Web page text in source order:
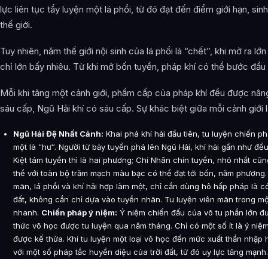
lực liên tục tẩy luyện một lá phổi, từ đó đạt đến điểm giới hạn,
thế giới.
Tuy nhiên, năm thế giới nội sinh của lá phổi là “chết”, khi mở ra
chỉ lớn bấy nhiêu. Từ khi mở bốn tuyền, pháp khí có thể bước
Mỗi khi tăng một cảnh giới, phẩm cấp của pháp khí đều được
sáu cấp, Ngũ Hải khí có sáu cấp. Sự khác biệt giữa mỗi cảnh giới
Ngũ Hải Đệ Nhất Cảnh: Khai phá khí hải đầu tiên, tu luyện chiến
một là “hư”. Người từ bảy tuyền phá lên Ngũ Hải, khí hải gần như
Kiệt tám tuyền thì là hai phương; Chí Nhân chín tuyền, nhỏ nhất
thể với toàn bộ trăm mạch màu bạc có thể đạt tới bốn, năm
mãn, lá phổi và khí hải hợp làm một, chỉ cần dùng hô hấp pháp là
đất, không cần chỉ dựa vào tuyền nhãn. Tu luyện viên mãn trong
nhanh. Chiến pháp ý niệm: Ý niệm chiến đấu của võ tu phần lớn
thức võ học được tu luyện qua năm tháng. Chỉ có một số ít là ý
được kế thừa. Khi tu luyện một loại võ học đến mức xuất thần nhập
với một số pháp tắc huyền diệu của trời đất, từ đó uy lực tăng